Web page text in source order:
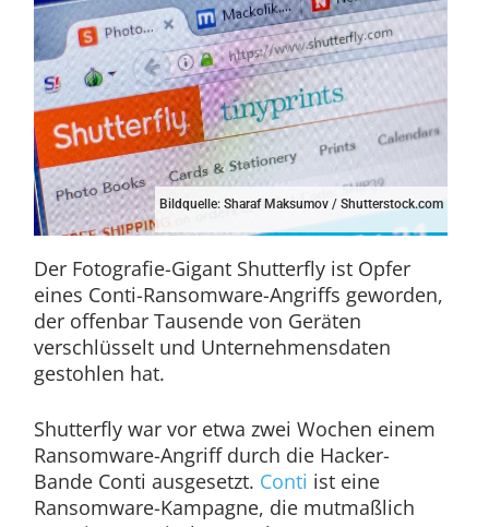
Bildquelle: Sharaf Maksumov / Shutterstock.com
Der Fotografie-Gigant Shutterfly ist Opfer
eines Conti-Ransomware-Angriffs geworden,
der offenbar Tausende von Geräten
verschlüsselt und Unternehmensdaten
gestohlen hat.
Shutterfly war vor etwa zwei Wochen einem
Ransomware-Angriff durch die Hacker-
Bande Conti ausgesetzt. Conti ist eine
Ransomware-Kampagne, die mutmaßlich